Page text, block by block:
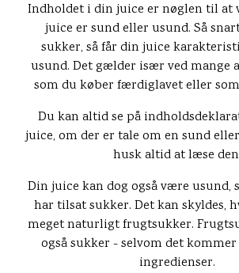
Indholdet i din juice er nøglen til at
juice er sund eller usund. Så
sukker, så får din juice
usund. Det gælder især ved mange
som du køber færdiglavet eller
Du kan altid se på
juice, om der er tale om en sund
husk altid at læse
Din juice kan dog også være usund,
har tilsat sukker. Det kan skyldes,
meget naturligt frugtsukker.
også sukker - selvom det
ingredienser.